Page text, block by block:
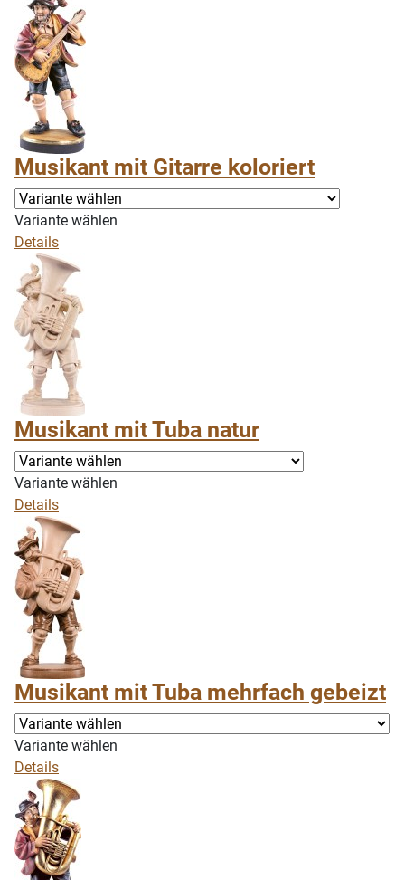
Musikant mit Gitarre koloriert
Variante wählen
Details
Musikant mit Tuba natur
Variante wählen
Details
Musikant mit Tuba mehrfach gebeizt
Variante wählen
Details